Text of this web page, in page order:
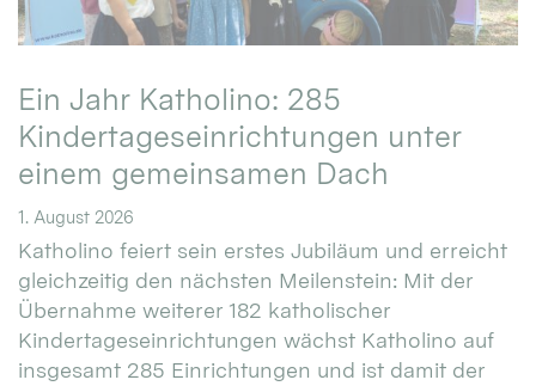
Ein Jahr Katholino: 285
Kindertageseinrichtungen unter
einem gemeinsamen Dach
1. August 2026
Katholino feiert sein erstes Jubiläum und erreicht
gleichzeitig den nächsten Meilenstein: Mit der
Übernahme weiterer 182 katholischer
Kindertageseinrichtungen wächst Katholino auf
insgesamt 285 Einrichtungen und ist damit der